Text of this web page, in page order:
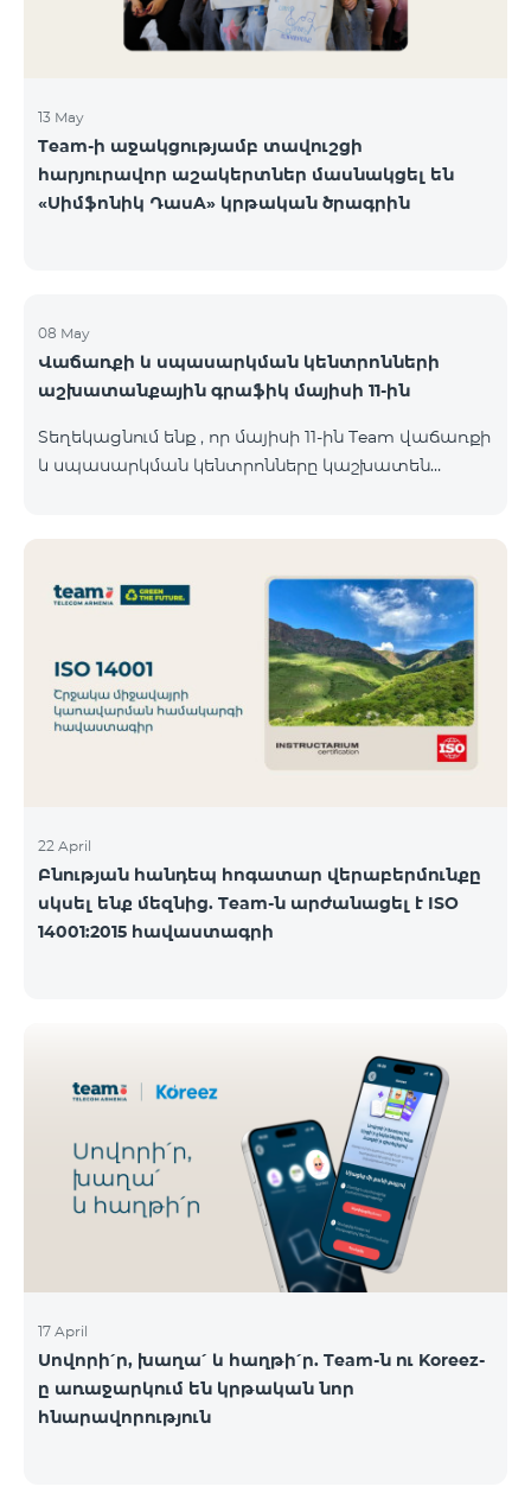
13 May
Team-ի աջակցությամբ տավուշցի
հարյուրավոր աշակերտներ մասնակցել են
«Սիմֆոնիկ ԴասA» կրթական ծրագրին
08 May
Վաճառքի և սպասարկման կենտրոնների
աշխատանքային գրաֆիկ մայիսի 11-ին
Տեղեկացնում ենք , որ մայիսի 11-ին Team վաճառքի
և սպասարկման կենտրոնները կաշխատեն
Բնականուն գրաֆիկը Մայիսի 11-ի փոփոխված
գրաֆիկը Երևան Կիլիկիա 09:00-18:00 09:00-17:00
Երևան Անդրանիկ 09:00-18:00 09:00-17:00 Երևան
ՀԱԹ 09:00-20:00 09:00-17:00 Երևան Ազատություն
09:00-19:00 09:00-17:00 Երևան Կոմիտաս 1 09:00-
19:00 09:00-17:00 Երևան Դավիթաշեն 09:00-20:00
22 April
Բնության հանդեպ հոգատար վերաբերմունքը
սկսել ենք մեզնից. Team-ն արժանացել է ISO
14001:2015 հավաստագրի
17 April
Սովորի՛ր, խաղա՛ և հաղթի՛ր. Team-ն ու Koreez-
ը առաջարկում են կրթական նոր
հնարավորություն